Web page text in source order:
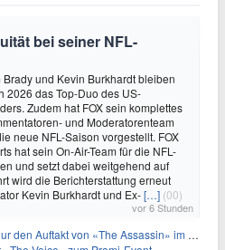
bei seiner NFL-
Brady und Kevin Burkhardt bleiben
2026 das Top-Duo des US-
Zudem hat FOX sein komplettes
und Moderatorenteam
neue NFL-Saison vorgestellt. FOX
hat sein On-Air-Team für die NFL-
und setzt dabei weitgehend auf
wird die Berichterstattung erneut
Kevin Burkhardt und Ex-[…] (00)
vor 6 Stunden
Auftakt von «The Assassin» im Fernsehen